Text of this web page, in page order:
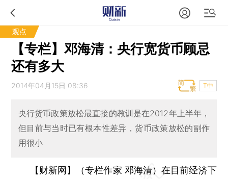
观点
【专栏】邓海清：央行宽货币顾忌
还有多大
2014年04月15日 08:36 T中
央行货币政策放松最直接的教训是在2012年上半年，
但目前与当时已有根本性差异，货币政策放松的副作
用很小
【财新网】（专栏作家 邓海清）在目前经济下